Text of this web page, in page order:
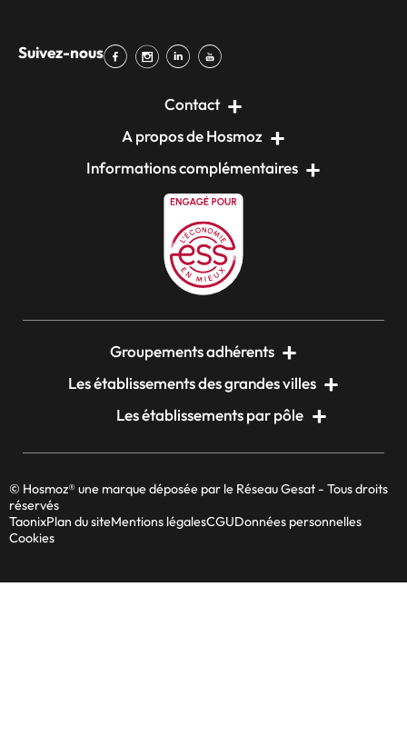
Suivez-nous
Contact
A propos de Hosmoz
Informations complémentaires
Groupements adhérents
Les établissements des grandes villes
Les établissements par pôle
© Hosmoz® une marque déposée par le Réseau Gesat - Tous droits
réservés
TaonixPlan du siteMentions légalesCGUDonnées personnelles
Cookies